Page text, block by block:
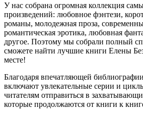
У нас собрана огромная коллекция
произведений: любовное фэнтези,
романы, молодежная проза,
романтическая эротика, любовная
другое. Поэтому мы собрали полный
сможете найти лучшие книги Елены
месте!
Благодаря впечатляющей
включают увлекательные серии и
читателям отправиться в
которые продолжаются от книги к